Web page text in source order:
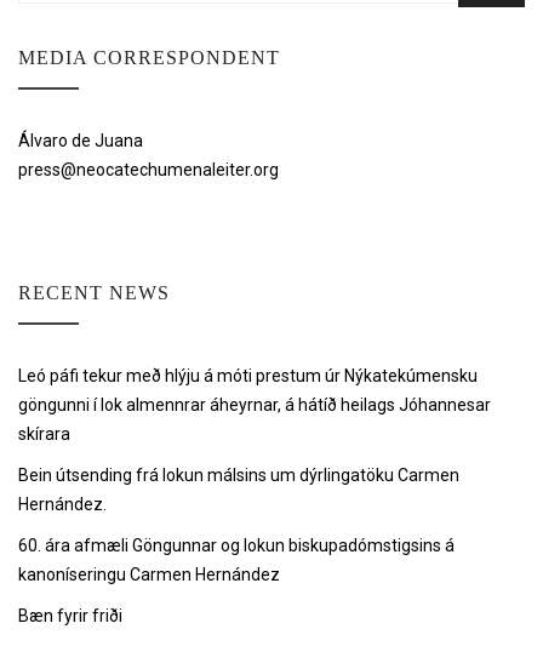
MEDIA CORRESPONDENT
Álvaro de Juana
press@neocatechumenaleiter.org
RECENT NEWS
Leó páfi tekur með hlýju á móti prestum úr Nýkatekúmensku
göngunni í lok almennrar áheyrnar, á hátíð heilags Jóhannesar
skírara
Bein útsending frá lokun málsins um dýrlingatöku Carmen
Hernández.
60. ára afmæli Göngunnar og lokun biskupadómstigsins á
kanoníseringu Carmen Hernández
Bæn fyrir friði